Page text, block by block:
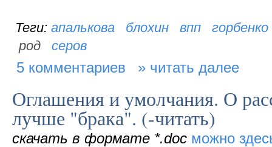
апалькова блохин впп
горбенко
род
серов
5 комментариев читать далее
Оглашения и умолчания. О
лучше "брака". (-читать)
скачать в формате *.doc можно